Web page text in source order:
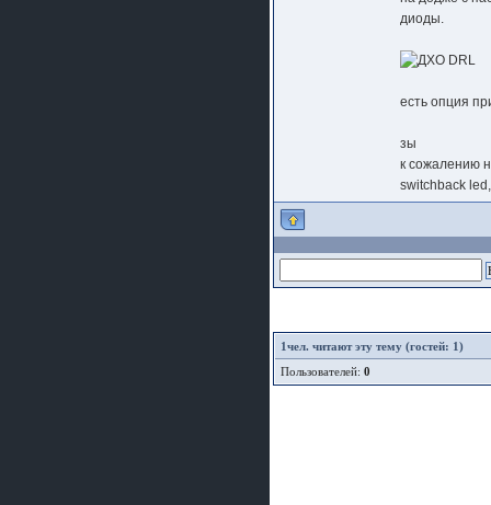
диоды.
есть опция
зы
к сожалению
switchback
1чел. читают эту тему (гостей: 1)
Пользователей: 0